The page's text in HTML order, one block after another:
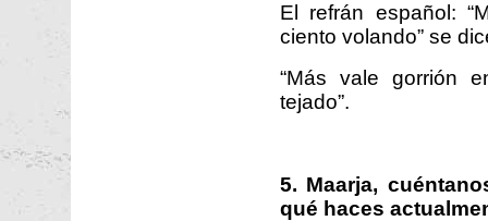
El refrán español:
ciento volando” se
“Más vale gorrión
tejado”.
5. Maarja,
qué haces